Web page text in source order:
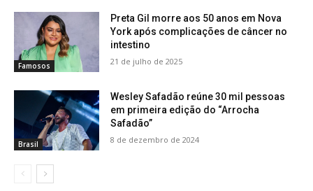
Famosos
Preta Gil morre aos 50 anos em Nova
York após complicações de câncer no
intestino
21 de julho de 2025
Brasil
Wesley Safadão reúne 30 mil pessoas
em primeira edição do “Arrocha
Safadão”
8 de dezembro de 2024